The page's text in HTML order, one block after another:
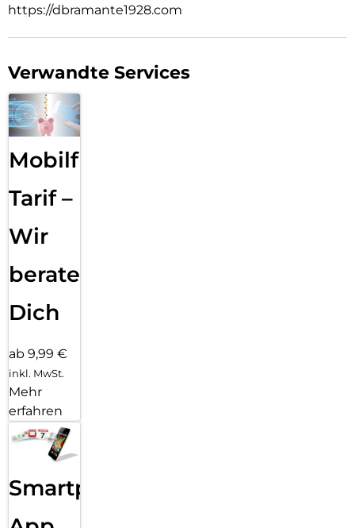
https://dbramante1928.com
Verwandte Services
Mobilfunk
Tarif –
Wir
beraten
Dich
ab 9,99 €
inkl. MwSt.
Mehr
erfahren
Smartphone